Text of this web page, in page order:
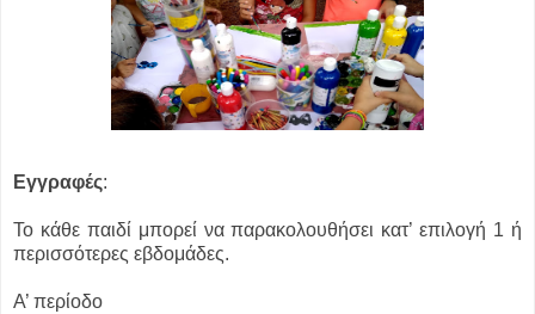
Εγγραφές:
Το κάθε παιδί μπορεί να παρακολουθήσει κατ’ επιλογή 1 ή
περισσότερες εβδομάδες.
Α’ περίοδο